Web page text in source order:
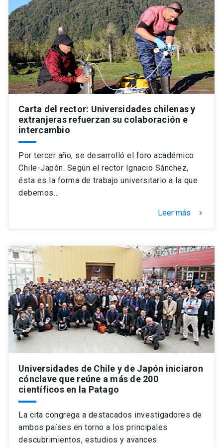
Universidad
Información para keyboard_arrow_down
Futuros estudiantes
Estudiantes
Académicos
Personal
Alumni launch
Padres y familia
Go to english site launch
ACCESOS DIRECTOS
Mi Cuenta UC launch
Mi Portal UC launch
Medios
Carta del rector: Universidades chilenas y
extranjeras refuerzan su colaboración e
intercambio
Por tercer año, se desarrolló el foro académico
Chile-Japón. Según el rector Ignacio Sánchez,
ésta es la forma de trabajo universitario a la que
debemos…
Leer más keyboard_arrow_right
Universidades de Chile y de Japón iniciaron
cónclave que reúne a más de 200
científicos en la Patago
La cita congrega a destacados investigadores de
ambos países en torno a los principales
descubrimientos, estudios y avances